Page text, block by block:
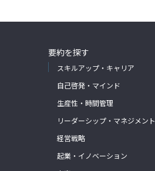
要約を探す
スキルアップ・キャリア
自己啓発・マインド
生産性・時間管理
リーダーシップ・マネジメント
経営戦略
起業・イノベーション